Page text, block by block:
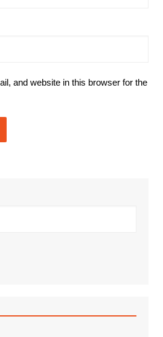
and website in this browser for the